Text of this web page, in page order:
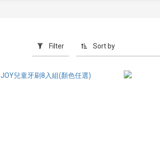
Filter Sort by